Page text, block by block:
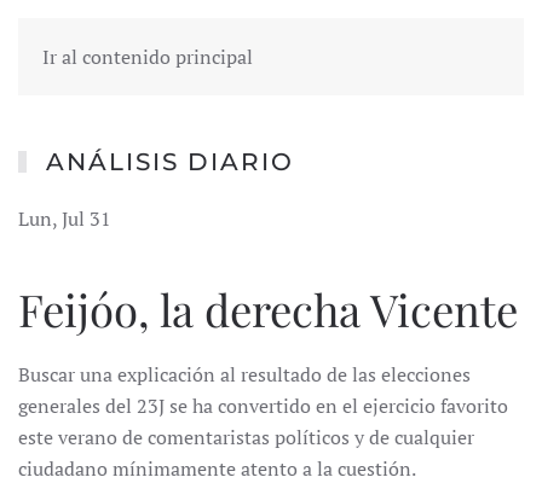
Ir al contenido principal
ANÁLISIS DIARIO
Lun, Jul 31
Feijóo, la derecha Vicente
Buscar una explicación al resultado de las elecciones
generales del 23J se ha convertido en el ejercicio favorito
este verano de comentaristas políticos y de cualquier
ciudadano mínimamente atento a la cuestión.